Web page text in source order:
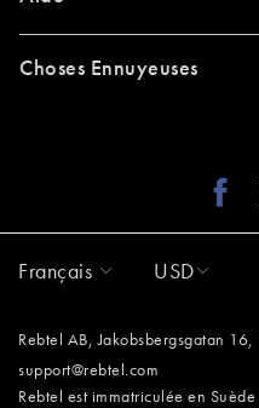
Choses Ennuyeuses
Français USD
Rebtel AB, Jakobsbergsgatan
support@rebtel.com
Rebtel est immatriculée en